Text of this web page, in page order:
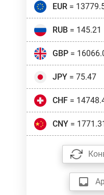
EUR=
RUB= 145.21
GBP=
JPY= 75.47
CHF=
CNY=